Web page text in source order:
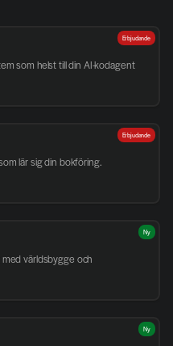
som helst till din AI-kodagent
Erbjudande
lär sig din bokföring.
Erbjudande
världsbygge och
Ny
Ny